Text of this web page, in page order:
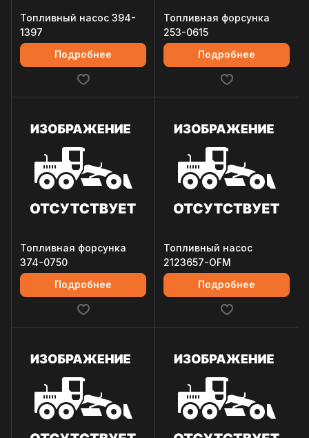
Топливный насос 394-
1397
Подробнее
Топливная форсунка
253-0615
Подробнее
Топливная форсунка
374-0750
Подробнее
Топливный насос
2123657-OFM
Подробнее